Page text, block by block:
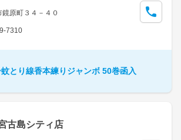
原町３４－４０
7310
とり線香本練りジャンボ 50巻函入
古島シティ店